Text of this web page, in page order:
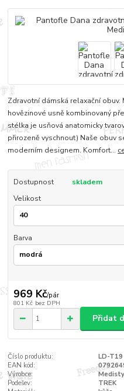
Zdravotní dámská relaxační
hovězinové usně kombinovaný
stélka je usňová anatomicky
přirozeně vyschnout) Naše obuv
moderním designem. Komfort...
Dostupnost
skladem
Velikost
Barva
969 Kč/pár
801 Kč bez DPH
Přidat
Číslo produktu:
LD-T19
EAN kód:
Výrobce:
Podešev:
TREK